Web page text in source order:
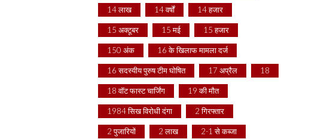
14 लाख 14 वर्षों 14 हजार
15 अक्टूबर 15 मई 15 हजार
150 अंक 16 के खिलाफ मामला दर्ज
16 सदस्यीय पुरुष टीम घोषित 17 अप्रैल 18
18 वॉट फास्ट चार्जिंग 19 की मौत
1984 सिख विरोधी दंगा 2 गिरफ्तार
2 पुजारियों 2 लाख 2-1 से कब्जा